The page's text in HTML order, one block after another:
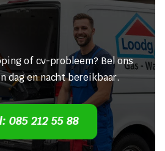
lekkage of een
of cv-probleem? Bel ons
dag en nacht bereikbaar.
085 212 55 88